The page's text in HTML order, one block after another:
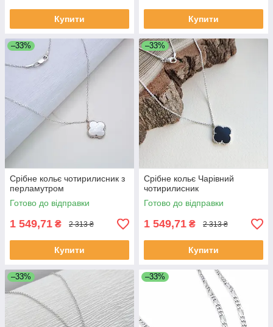
Купити Купити
–33%
Срібне кольє чотирилисник з
перламутром
Готово до відправки
1 549,71 ₴ 2 313 ₴
Купити
–33%
Срібне кольє Чарівний
чотирилисник
Готово до відправки
1 549,71 ₴ 2 313 ₴
Купити
–33% –33%